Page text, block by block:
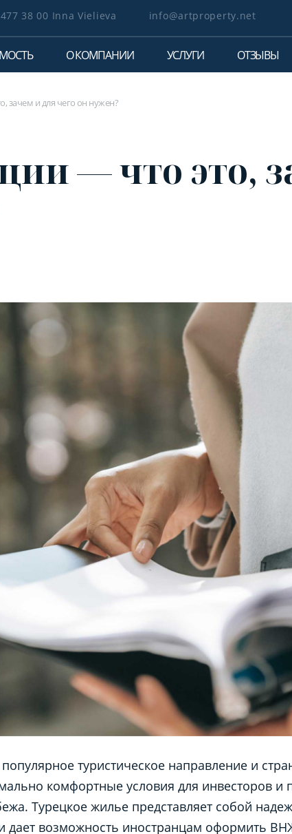
38 00 Inna Vielieva info@artproperty.net
О КОМПАНИИ УСЛУГИ ОТЗЫВЫ
зачем и для чего он нужен?
— что это,
туристическое направление и
комфортные условия для инвесторов и
Турецкое жилье представляет собой
дает возможность иностранцам оформить